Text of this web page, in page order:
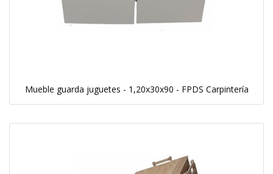
Mueble guarda juguetes - 1,20x30x90 - FPDS Carpintería